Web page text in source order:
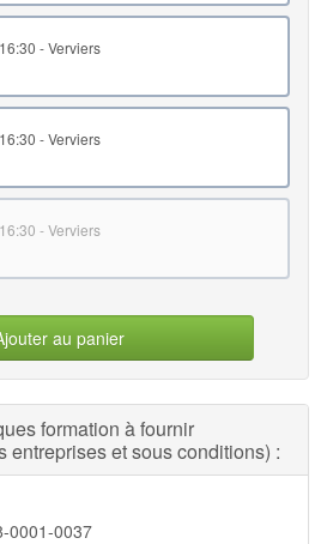
le 14/10/26 de 08:30 à 16:30 - Verviers
le 19/10/26 de 08:30 à 16:30 - Verviers
le 04/12/26 de 08:30 à 16:30 - Verviers
au panier
formation à fournir
entreprises et sous conditions) :
0001-0037